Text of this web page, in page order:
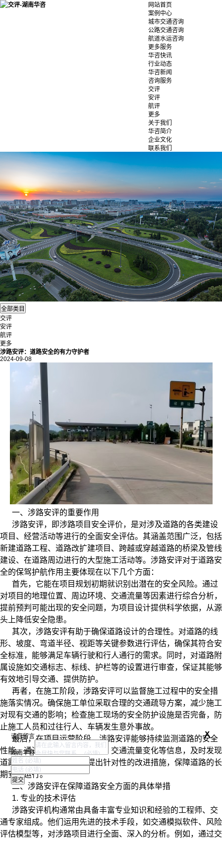
网站首页
案例中心
城市交通咨询
公路交通咨询
航道水运咨询
更多服务
华咨快讯
行业动态
华咨新闻
咨询服务
交评
安评
航评
更多
关于我们
华咨简介
企业文化
联系我们
交评
安评
航评
更多
涉路安评：道路安全的有力守护者
2024-09-08
一、 涉路安评的重要作用
涉路安评，即涉路项目安全评价，是对涉及道路的各类建设
项目、经营活动等进行的全面安全评估。其涵盖范围广泛，包括
新建道路工程、道路改扩建项目、跨越或穿越道路的桥梁及管线
建设、在道路周边进行的大型施工活动等。涉路安评对于道路安
全的保驾护航作用主要体现在以下几个方面：
首先，它能在项目规划初期就识别出潜在的安全风险。通过
对项目的地理位置、周边环境、交通流量等因素进行综合分析，
提前预判可能出现的安全问题，为项目设计提供科学依据，从源
头上降低安全隐患。
其次，涉路安评有助于确保道路设计的合理性。对道路的线
形、坡度、弯道半径、视距等关键参数进行评估，确保其符合安
全标准，能够满足车辆行驶和行人通行的需求。同时，对道路附
属设施如交通标志、标线、护栏等的设置进行审查，保证其能够
有效地引导交通、提供防护。
再者，在施工阶段，涉路安评可以监督施工过程中的安全措
施落实情况。确保施工单位采取合理的交通疏导方案，减少施工
对现有交通的影响；检查施工现场的安全防护设施是否完备，防
止施工人员和过往行人、车辆发生意外事故。
最后，在项目运营阶段，涉路安评能够持续监测道路的安全
性能。通过收集交通事故数据、交通流量变化等信息，及时发现
道路存在的安全问题，并提出针对性的改进措施，保障道路的长
期安全运行。
二、涉路安评在保障道路安全方面的具体举措
1. 专业的技术评估
涉路安评机构通常由具备丰富专业知识和经验的工程师、交
通专家组成。他们运用先进的技术手段，如交通模拟软件、风险
评估模型等，对涉路项目进行全面、深入的分析。例如，通过交
请您留言 x
湖南华咨